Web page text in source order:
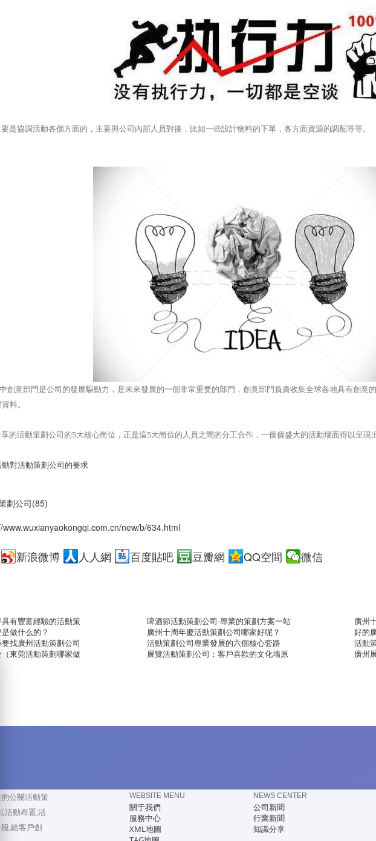
是協調活動各個方面的，主要與公司內部人員對接，比如一些設計物料的下單，各方面資源的調配等等。
創意部門是公司的發展驅動力，是未來發展的一個非常重要的部門，創意部門負責收集全球各地具有創意
料。
的活動策劃公司的5大核心崗位，正是這5大崗位的人員之間的分工合作，一個個盛大的活動場面得以呈現出
對活動策劃公司的要求
劃公司(85)
www.wuxianyaokongqi.com.cn/new/b/634.html
新浪微博 人人網 百度貼吧 豆瓣網 QQ空間 微信
有豐富經驗的活動策 啤酒節活動策劃公司-專業的策劃方案一站
廣州
做什么的？
廣州十周年慶活動策劃公司哪家好呢？
好的
找廣州活動策劃公司
活動策劃公司專業發展的六個核心套路
活動
東莞活動策劃哪家做
展覽活動策劃公司：客戶喜歡的文化墻原 廣州
公關活動策
,活動布置,活
,給客戶創
WEBSITE MENU
關于我們
服務中心
XML地圖
NEWS CENTER
公司新聞
行業新聞
知識分享